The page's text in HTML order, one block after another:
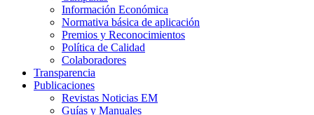
Información Económica
Normativa básica de aplicación
Premios y Reconocimientos
Política de Calidad
Colaboradores
Transparencia
Publicaciones
Revistas Noticias EM
Guías y Manuales